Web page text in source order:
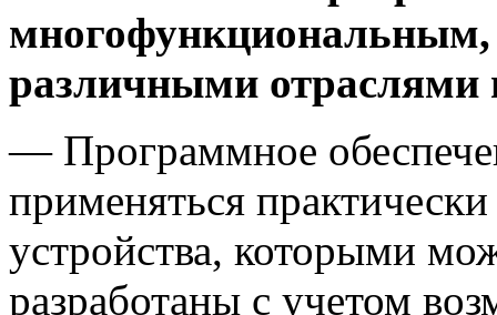
многофункциональным,
различными
— Программное
применяться
устройства, которыми
разработаны с учетом